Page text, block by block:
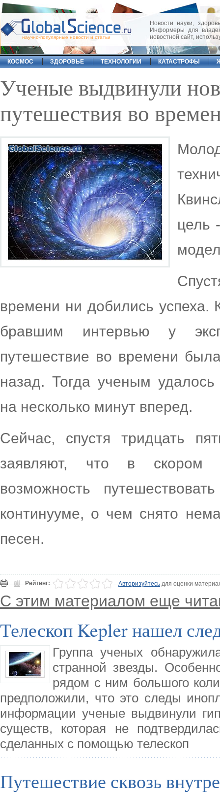
научно-популярные новости и статьи
Новости науки,
Информеры для
новостной сайт,
КОСМОС ЗДОРОВЬЕ ТЕХНОЛОГИИ КАТАСТРОФЫ
Ученые выдвинули
путешествия во
цель
времени ни добились успеха.
бравшим интервью у
путешествие во времени
назад. Тогда ученым удалось
на несколько минут вперед.
Сейчас, спустя тридцать
заявляют, что в скором
возможность
континууме, о чем снято
песен.
Рейтинг: Авторизуйтесьдля оценки
С этим материалом еще
Телескоп Kepler нашел
Группа ученых
странной звезды.
рядом с ним большого
предположили, что это следы
информации ученые выдвинули
существ, которая не
сделанных с помощью телескоп
Путешествие сквозь